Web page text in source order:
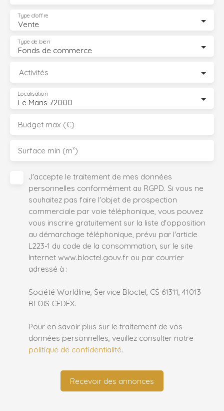
Vente
Type d'offre
Fonds de commerce
Type de bien
Activités
Le Mans 72000
Localisation
Budget max (€)
Surface min (m²)
J'accepte le traitement de mes données
personnelles conformément au RGPD. Si vous ne
souhaitez pas faire l'objet de prospection
commerciale par voie téléphonique, vous pouvez
vous inscrire gratuitement sur la liste d'opposition
au démarchage téléphonique, prévu par l'article
L223-1 du code de la consommation, sur le site
Internet www.bloctel.gouv.fr ou par courrier
adressé à :
Société Worldline, Service Bloctel, CS 61311, 41013
BLOIS CEDEX.
Pour en savoir plus sur le traitement de vos
données personnelles, veuillez consulter notre
politique de confidentialité.
Recevoir des annonces